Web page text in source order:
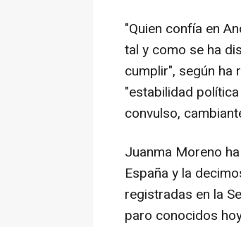
"Quien confía en
tal y como se ha
cumplir", según ha
"estabilidad
convulso,
Juanma Moreno
España y la
registradas en la
paro conocidos